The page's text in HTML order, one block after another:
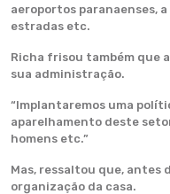
aeroportos paranaenses,
estradas etc.
Richa frisou também que
sua administração.
“Implantaremos uma
aparelhamento deste
homens etc.”
Mas, ressaltou que, antes
organização da casa.